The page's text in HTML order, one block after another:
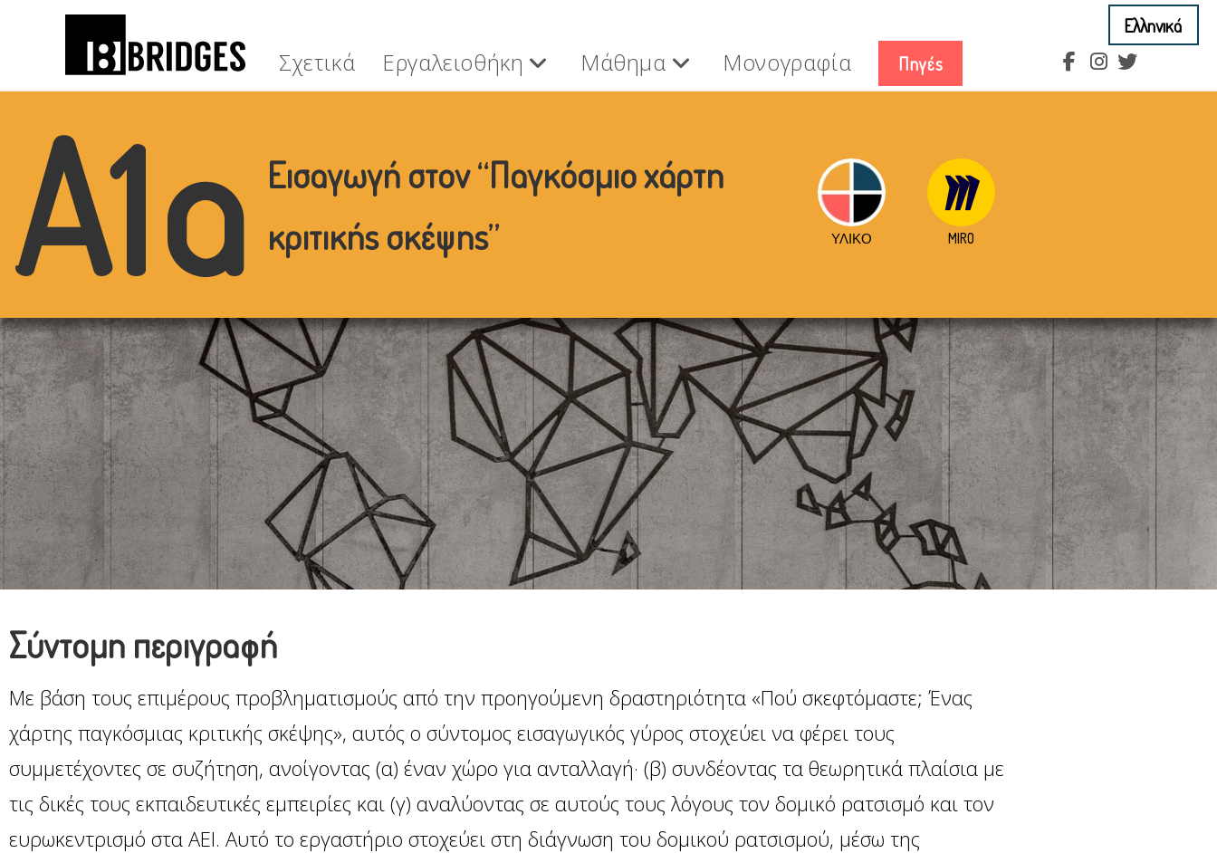
Σχετικά Εργαλειοθήκη Μάθημα Μονογραφία Πηγές
Α1α Εισαγωγή στον “Παγκόσμιο χάρτη
κριτικής σκέψης”
ΥΛΙΚΟ MIRO
Σύντομη περιγραφή
Με βάση τους επιμέρους προβληματισμούς από την προηγούμενη δραστηριότητα «Πού σκεφτόμαστε; Ένας
χάρτης παγκόσμιας κριτικής σκέψης», αυτός ο σύντομος εισαγωγικός γύρος στοχεύει να φέρει τους
συμμετέχοντες σε συζήτηση, ανοίγοντας (α) έναν χώρο για ανταλλαγή· (β) συνδέοντας τα θεωρητικά πλαίσια με
τις δικές τους εκπαιδευτικές εμπειρίες και (γ) αναλύοντας σε αυτούς τους λόγους τον δομικό ρατσισμό και τον
ευρωκεντρισμό στα ΑΕΙ. Αυτό το εργαστήριο στοχεύει στη διάγνωση του δομικού ρατσισμού, μέσω της